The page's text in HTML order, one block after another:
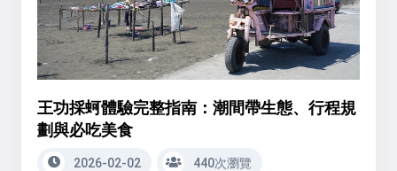
王功採蚵體驗完整指南：潮間帶生態、行程規
劃與必吃美食
2026-02-02 440次瀏覽